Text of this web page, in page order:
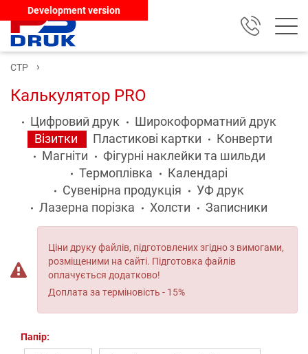
Development version
CTP
Калькулятор PRO
Цифровий друк
Широкоформатний друк
Візитки
Пластикові картки
Конверти
Магніти
Фігурні наклейки та шильди
Термоплівка
Календарі
Сувенірна продукція
УФ друк
Лазерна порізка
Холсти Записники
Ціни друку файлів, підготовлених згідно з вимогами,
розміщеними на сайті. Підготовка файлів
оплачується додатково!
Доплата за терміновість - 15%
Папір: